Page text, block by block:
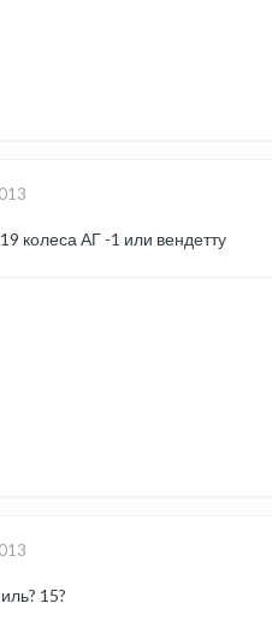
колеса АГ -1 или вендетту
15?